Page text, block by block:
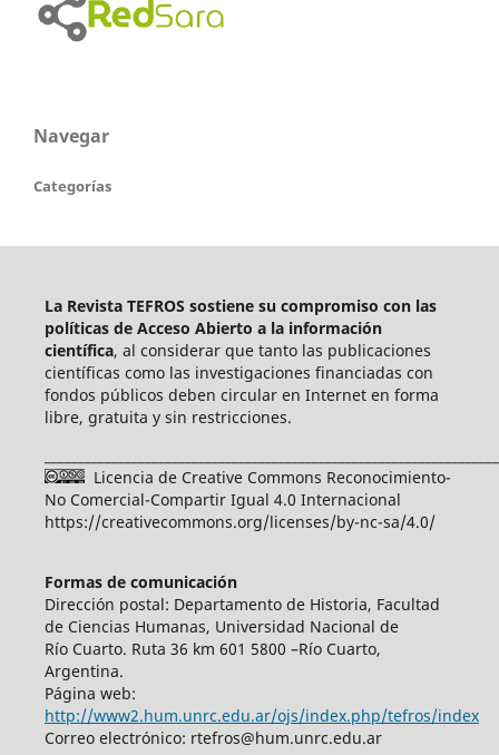
Navegar
Categorías
La Revista TEFROS sostiene su compromiso con las
políticas de Acceso Abierto a la información
científica, al considerar que tanto las publicaciones
científicas como las investigaciones financiadas con
fondos públicos deben circular en Internet en forma
libre, gratuita y sin restricciones.
Licencia de Creative Commons Reconocimiento-
No Comercial-Compartir Igual 4.0 Internacional
https://creativecommons.org/licenses/by-nc-sa/4.0/
Formas de comunicación
Dirección postal: Departamento de Historia, Facultad
de Ciencias Humanas, Universidad Nacional de
Río Cuarto. Ruta 36 km 601 5800 –Río Cuarto,
Argentina.
Página web:
http://www2.hum.unrc.edu.ar/ojs/index.php/tefros/index
Correo electrónico: rtefros@hum.unrc.edu.ar